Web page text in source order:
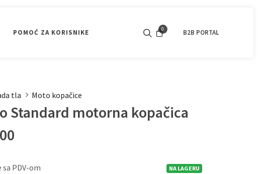
0 B2B PORTAL
POMOĆ ZA KORISNIKE POGONSKI MOTORI
tla Moto kopačice
Standard motorna kopačica
NA LAGERU
sa PDV-om